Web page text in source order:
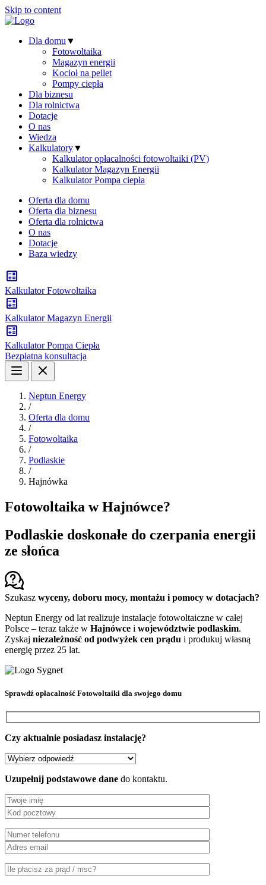
Skip to content
Dla domu ▼
Fotowoltaika
Magazyn energii
Kocioł na pellet
Pompy ciepła
Dla biznesu
Dla rolnictwa
Dotacje
O nas
Wiedza
Kalkulatory▼
Kalkulator opłacalności fotowoltaiki (PV)
Kalkulator Magazyn Energii
Kalkulator Pompa ciepła
Oferta dla domu
Oferta dla biznesu
Oferta dla rolnictwa
O nas
Dotacje
Baza wiedzy
Kalkulator Fotowoltaika
Kalkulator Magazyn Energii
Kalkulator Pompa Ciepła
Bezpłatna konsultacja
Neptun Energy
/
Oferta dla domu
/
Fotowoltaika
/
Podlaskie
/
Hajnówka
Fotowoltaika w Hajnówce?
Podlaskie doskonałe do czerpania energii
ze słońca
Szukasz wyceny, doboru mocy, montażu i pomocy w dotacjach?
Neptun Energy od lat realizuje instalacje fotowoltaiczne w całej
Polsce – teraz także w Hajnówce i województwie podlaskim.
Zyskaj niezależność od podwyżek cen prądu i produkuj własną
energię przez 25 lat.
Sprawdź opłacalność Fotowoltaiki dla swojego domu
Czy aktualnie posiadasz instalację?
Uzupełnij podstawowe dane do kontaktu.